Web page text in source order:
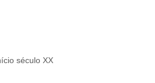
século XX